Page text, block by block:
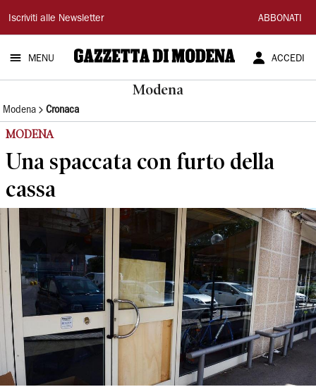
Gazzetta
di
Modena
Iscriviti alle Newsletter ABBONATI
MENU ACCEDI
Modena
Modena Cronaca
MODENA
Una spaccata con furto della
cassa